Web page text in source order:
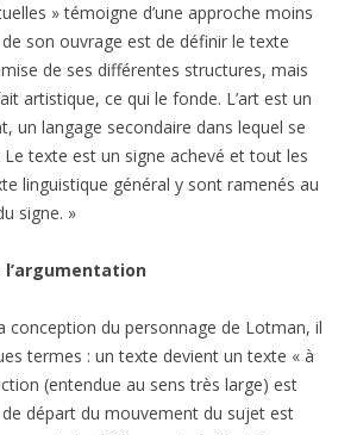
» témoigne d’une approche moins
son ouvrage est de définir le texte
de ses différentes structures, mais
artistique, ce qui le fonde. L’art est un
un langage secondaire dans lequel se
Le texte est un signe achevé et tout les
linguistique général y sont ramenés au
signe. »
l’argumentation
conception du personnage de Lotman, il
termes : un texte devient un texte « à
(entendue au sens très large) est
départ du mouvement du sujet est